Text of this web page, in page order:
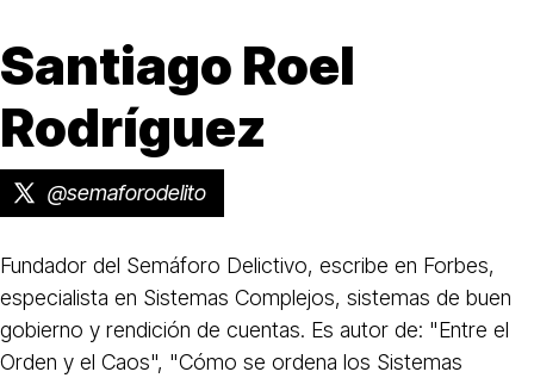
Santiago Roel
Rodríguez
@semaforodelito
Fundador del Semáforo Delictivo, escribe en Forbes,
especialista en Sistemas Complejos, sistemas de buen
gobierno y rendición de cuentas. Es autor de: "Entre el
Orden y el Caos", "Cómo se ordena los Sistemas